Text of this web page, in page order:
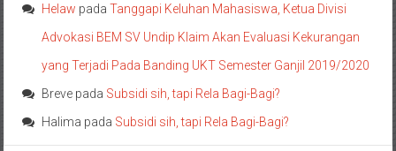
Helaw padaTanggapi Keluhan Mahasiswa, Ketua Divisi
Advokasi BEM SV Undip Klaim Akan Evaluasi Kekurangan
yang Terjadi Pada Banding UKT Semester Ganjil 2019/2020
Breve pada Subsidi sih, tapi Rela Bagi-Bagi?
Halima pada Subsidi sih, tapi Rela Bagi-Bagi?